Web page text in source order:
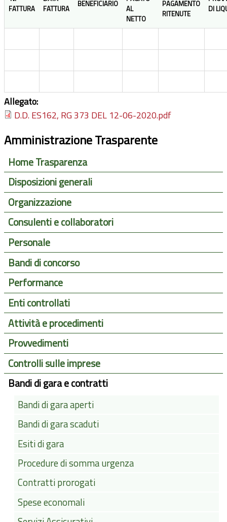
FATTURA
FATTURA
BENEFICIARIO
AL
NETTO
PAGAMENTO
RITENUTE
DI
Allegato:
D.D. ES162, RG 373 DEL 12-06-2020.pdf
Amministrazione Trasparente
Home Trasparenza
Disposizioni generali
Organizzazione
Consulenti e collaboratori
Personale
Bandi di concorso
Performance
Enti controllati
Attività e procedimenti
Provvedimenti
Controlli sulle imprese
Bandi di gara e contratti
Bandi di gara aperti
Bandi di gara scaduti
Esiti di gara
Procedure di somma urgenza
Contratti prorogati
Spese economali